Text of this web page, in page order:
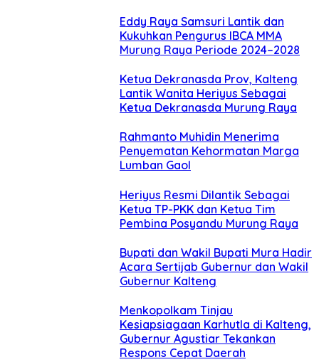
Eddy Raya Samsuri Lantik dan
Kukuhkan Pengurus IBCA MMA
Murung Raya Periode 2024–2028
Ketua Dekranasda Prov, Kalteng
Lantik Wanita Heriyus Sebagai
Ketua Dekranasda Murung Raya
Rahmanto Muhidin Menerima
Penyematan Kehormatan Marga
Lumban Gaol
Heriyus Resmi Dilantik Sebagai
Ketua TP-PKK dan Ketua Tim
Pembina Posyandu Murung Raya
Bupati dan Wakil Bupati Mura Hadir
Acara Sertijab Gubernur dan Wakil
Gubernur Kalteng
Menkopolkam Tinjau
Kesiapsiagaan Karhutla di Kalteng,
Gubernur Agustiar Tekankan
Respons Cepat Daerah